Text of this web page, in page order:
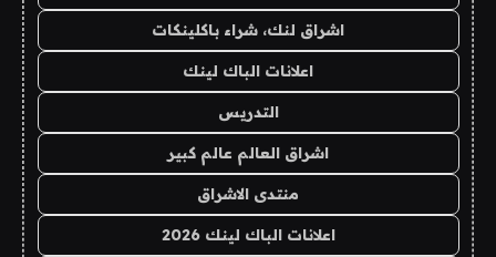
اشراق لنك، شراء باكلينكات
اعلانات الباك لينك
التدريس
اشراق العالم عالم كبير
منتدى الاشراق
اعلانات الباك لينك 2026